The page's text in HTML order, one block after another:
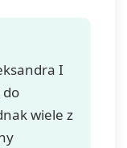
I
do
wiele z